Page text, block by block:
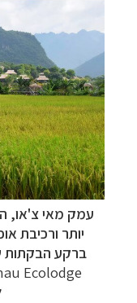
עמק מאי צ'או,
יותר ורכיבת
ברקע הבקתות
Ecolodge)